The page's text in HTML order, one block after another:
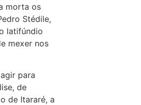
morta os
Stédile,
latifúndio
mexer nos
para
de
de Itararé, a